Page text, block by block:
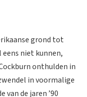
grond tot
niet kunnen,
onthulden in
in voormalige
de jaren ’90